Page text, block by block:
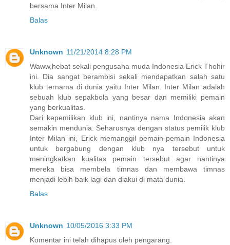
bersama Inter Milan.
Balas
Unknown 11/21/2014 8:28 PM
Waww,hebat sekali pengusaha muda Indonesia Erick Thohir
ini. Dia sangat berambisi sekali mendapatkan salah satu
klub ternama di dunia yaitu Inter Milan. Inter Milan adalah
sebuah klub sepakbola yang besar dan memiliki pemain
yang berkualitas.
Dari kepemilikan klub ini, nantinya nama Indonesia akan
semakin mendunia. Seharusnya dengan status pemilik klub
Inter Milan ini, Erick memanggil pemain-pemain Indonesia
untuk bergabung dengan klub nya tersebut untuk
meningkatkan kualitas pemain tersebut agar nantinya
mereka bisa membela timnas dan membawa timnas
menjadi lebih baik lagi dan diakui di mata dunia.
Balas
Unknown 10/05/2016 3:33 PM
Komentar ini telah dihapus oleh pengarang.